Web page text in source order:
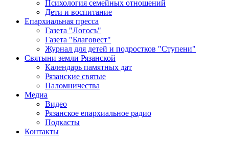
Психология семейных отношений
Дети и воспитание
Епархиальная пресса
Газета "Логосъ"
Газета "Благовест"
Журнал для детей и подростков "Ступени"
Святыни земли Рязанской
Календарь памятных дат
Рязанские святые
Паломничества
Медиа
Видео
Рязанское епархиальное радио
Подкасты
Контакты